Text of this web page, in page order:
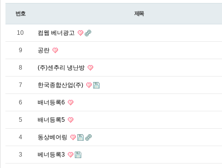
번호 제목
10 컴웹 베너광고
9 공란
8 (주)센추리 냉난방
7 한국종합산업(주)
6 배너등록6
5 배너등록5
4 동상베어링
3 베너등록3